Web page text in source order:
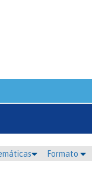
Formato